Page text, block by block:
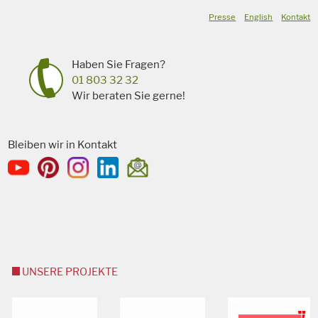
Presse English Kontakt
Haben Sie Fragen?
01 803 32 32
Wir beraten Sie gerne!
Bleiben wir in Kontakt
UNSERE PROJEKTE